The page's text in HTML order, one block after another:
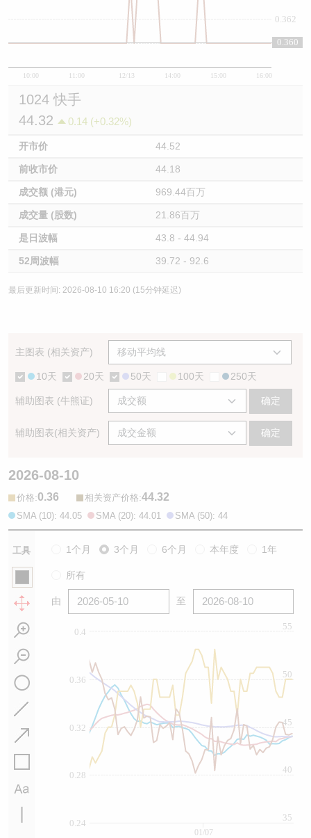
10:00 11:00 12/13 14:00 15:00 16:00
0.36
0.362
0.360
1024 快手
44.32
0.14 (+0.32%)
开市价 44.52
前收市价 44.18
成交额 (港元) 969.44百万
成交量 (股数) 21.86百万
是日波幅 43.8 - 44.94
52周波幅 39.72 - 92.6
最后更新时间: 2026-08-10 16:20 (15分钟延迟)
主图表 (相关资产)
10天 20天 50天 100天 250天
辅助图表 (牛熊证) 确定
辅助图表(相关资产) 确定
2026-08-10
价格:0.36 相关资产价格:44.32
SMA (10): 44.05 SMA (20): 44.01 SMA (50): 44
工具 1个月 3个月 6个月 本年度 1年
所有
由 至
0.24
0.32
0.4
0.28
0.36
35
40
45
50
55
01/07